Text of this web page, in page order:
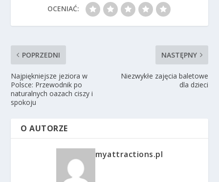
OCENIAĆ:
POPRZEDNI
Najpiękniejsze jeziora w
Polsce: Przewodnik po
naturalnych oazach ciszy i
spokoju
NASTĘPNY
Niezwykłe zajęcia baletowe
dla dzieci
O AUTORZE
myattractions.pl